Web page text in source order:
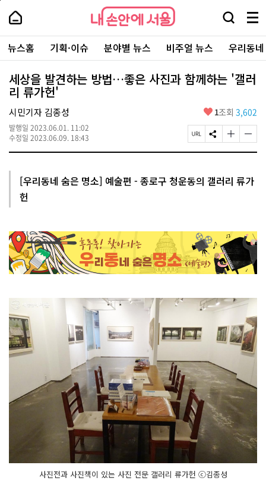
본
로
가
내
손
안
에
서
울
-
서
울
시
대
표
소
통
포
내
손
에
울
검
창
열
기
메
뉴
전
체
보
기
주
요
서
뉴스홈 기획·이슈 분야별 뉴스 비주얼 뉴스 우리동
세상을 발견하는 방법…좋은 사진과 함께하는 '갤러
리 류가헌'
시민기자 김종성
발행일 2023.06.01. 11:02
수정일 2023.06.09. 18:43
좋
요
1조회 3,602
페
이
R
L
S
N
유
하
글
자
크
게
기
글
자
작
게
기
[우리동네 숨은 명소] 예술편 - 종로구 청운동의 갤러리 류가
헌
사진전과 사진책이 있는 사진 전문 갤러리 류가헌 ⓒ김종성
페
상
단
로